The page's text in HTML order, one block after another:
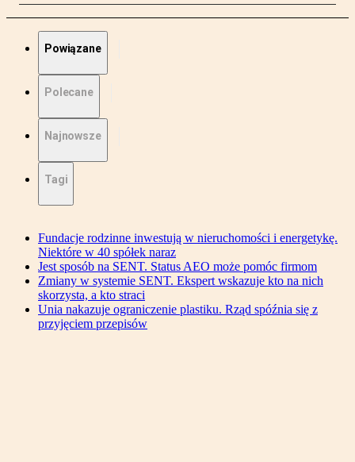
Powiązane
Polecane
Najnowsze
Tagi
Fundacje rodzinne inwestują w nieruchomości i energetykę.
Niektóre w 40 spółek naraz
Jest sposób na SENT. Status AEO może pomóc firmom
Zmiany w systemie SENT. Ekspert wskazuje kto na nich
skorzysta, a kto straci
Unia nakazuje ograniczenie plastiku. Rząd spóźnia się z
przyjęciem przepisów